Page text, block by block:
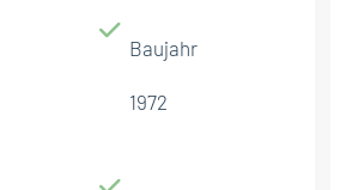
Baujahr
1972